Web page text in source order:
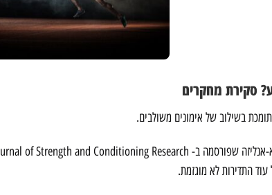
סקירת מחקרים
בשילוב של אימונים משולבים.
התדירות לא מוגזמת.